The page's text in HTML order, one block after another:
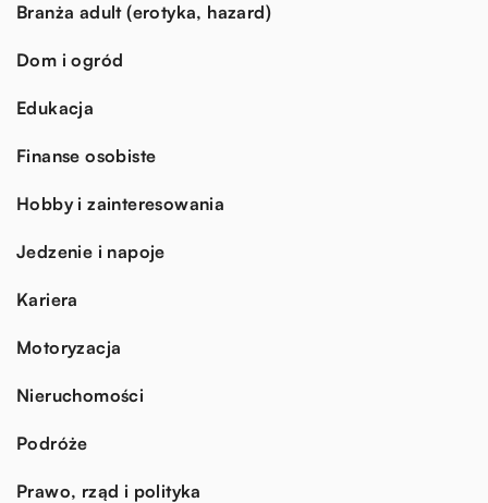
Branża adult (erotyka, hazard)
Dom i ogród
Edukacja
Finanse osobiste
Hobby i zainteresowania
Jedzenie i napoje
Kariera
Motoryzacja
Nieruchomości
Podróże
Prawo, rząd i polityka